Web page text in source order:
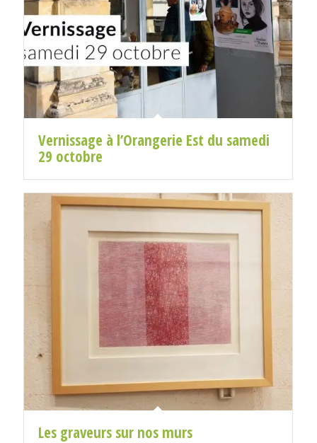
Vernissage à l’Orangerie Est du samedi
29 octobre
Les graveurs sur nos murs